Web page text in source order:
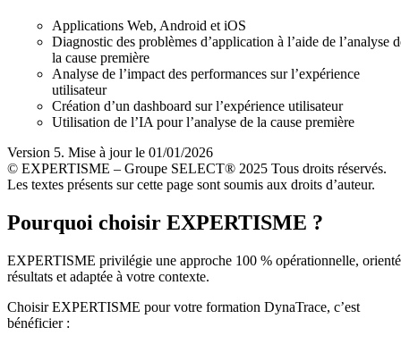
Applications Web, Android et iOS
Diagnostic des problèmes d’application à l’aide de l’analyse
la cause première
Analyse de l’impact des performances sur l’expérience
utilisateur
Création d’un dashboard sur l’expérience utilisateur
Utilisation de l’IA pour l’analyse de la cause première
Version 5. Mise à jour le 01/01/2026
© EXPERTISME – Groupe SELECT® 2025 Tous droits réservés.
Les textes présents sur cette page sont soumis aux droits d’auteur.
Pourquoi choisir EXPERTISME ?
EXPERTISME privilégie une approche 100 % opérationnelle,
résultats et adaptée à votre contexte.
Choisir EXPERTISME pour votre formation DynaTrace, c’est
bénéficier :